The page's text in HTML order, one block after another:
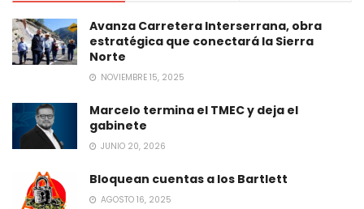
Avanza Carretera Interserrana, obra
estratégica que conectará la Sierra
Norte
NOVIEMBRE 15, 2025
Marcelo termina el TMEC y deja el
gabinete
JUNIO 20, 2026
Bloquean cuentas a los Bartlett
AGOSTO 16, 2025